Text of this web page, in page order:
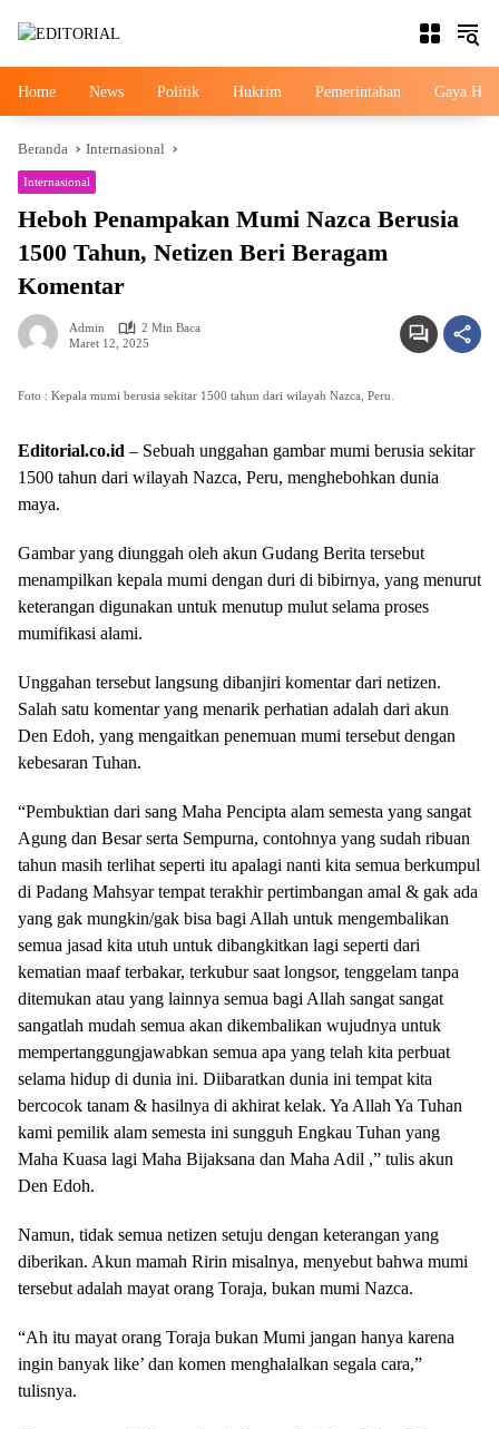
Home News Politik Hukrim Pemerintahan Gaya
Beranda Internasional
Internasional
Heboh Penampakan Mumi Nazca Berusia
1500 Tahun, Netizen Beri Beragam
Komentar
Admin
2 Min Baca
Maret 12, 2025
Foto : Kepala mumi berusia sekitar 1500 tahun dari wilayah Nazca, Peru.
Editorial.co.id – Sebuah unggahan gambar mumi berusia sekitar
1500 tahun dari wilayah Nazca, Peru, menghebohkan dunia
maya.
Gambar yang diunggah oleh akun Gudang Berita tersebut
menampilkan kepala mumi dengan duri di bibirnya, yang menurut
keterangan digunakan untuk menutup mulut selama proses
mumifikasi alami.
Unggahan tersebut langsung dibanjiri komentar dari netizen.
Salah satu komentar yang menarik perhatian adalah dari akun
Den Edoh, yang mengaitkan penemuan mumi tersebut dengan
kebesaran Tuhan.
“Pembuktian dari sang Maha Pencipta alam semesta yang sangat
Agung dan Besar serta Sempurna, contohnya yang sudah ribuan
tahun masih terlihat seperti itu apalagi nanti kita semua berkumpul
di Padang Mahsyar tempat terakhir pertimbangan amal & gak ada
yang gak mungkin/gak bisa bagi Allah untuk mengembalikan
semua jasad kita utuh untuk dibangkitkan lagi seperti dari
kematian maaf terbakar, terkubur saat longsor, tenggelam tanpa
ditemukan atau yang lainnya semua bagi Allah sangat sangat
sangatlah mudah semua akan dikembalikan wujudnya untuk
mempertanggungjawabkan semua apa yang telah kita perbuat
selama hidup di dunia ini. Diibaratkan dunia ini tempat kita
bercocok tanam & hasilnya di akhirat kelak. Ya Allah Ya Tuhan
kami pemilik alam semesta ini sungguh Engkau Tuhan yang
Maha Kuasa lagi Maha Bijaksana dan Maha Adil ,” tulis akun
Den Edoh.
Namun, tidak semua netizen setuju dengan keterangan yang
diberikan. Akun mamah Ririn misalnya, menyebut bahwa mumi
tersebut adalah mayat orang Toraja, bukan mumi Nazca.
“Ah itu mayat orang Toraja bukan Mumi jangan hanya karena
ingin banyak like’ dan komen menghalalkan segala cara,”
tulisnya.